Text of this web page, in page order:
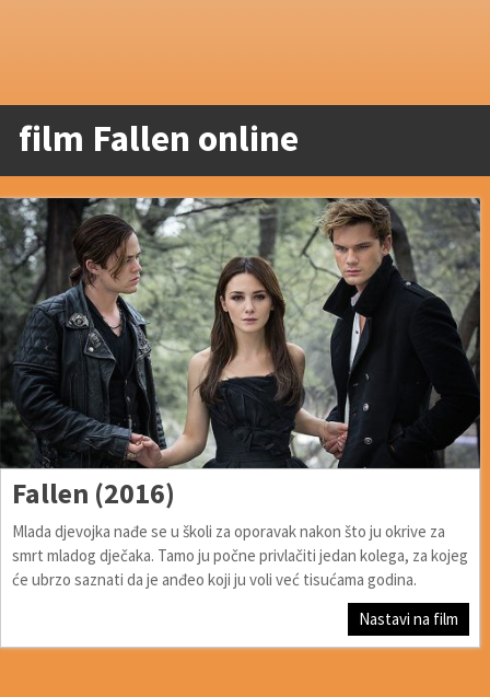
film Fallen online
Fallen (2016)
Mlada djevojka nađe se u školi za oporavak nakon što ju okrive za
smrt mladog dječaka. Tamo ju počne privlačiti jedan kolega, za kojeg
će ubrzo saznati da je anđeo koji ju voli već tisućama godina.
Nastavi na film